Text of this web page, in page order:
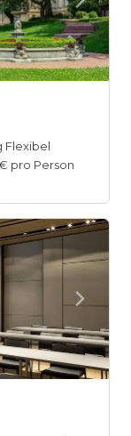
Flexibel
€ pro Person